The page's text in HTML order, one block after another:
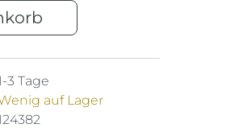
3 Tage
auf Lager